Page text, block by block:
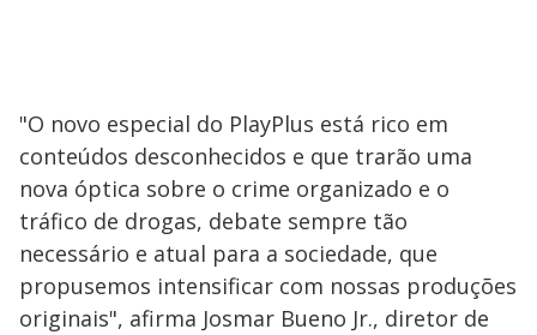
"O novo especial do PlayPlus está rico em
conteúdos desconhecidos e que trarão uma
nova óptica sobre o crime organizado e o
tráfico de drogas, debate sempre tão
necessário e atual para a sociedade, que
propusemos intensificar com nossas produções
originais", afirma Josmar Bueno Jr., diretor de